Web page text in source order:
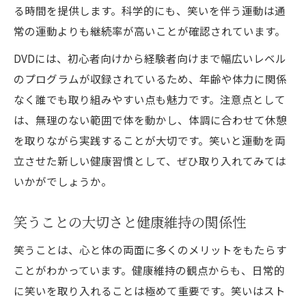
る時間を提供します。科学的にも、笑いを伴う運動は通
常の運動よりも継続率が高いことが確認されています。
DVDには、初心者向けから経験者向けまで幅広いレベル
のプログラムが収録されているため、年齢や体力に関係
なく誰でも取り組みやすい点も魅力です。注意点として
は、無理のない範囲で体を動かし、体調に合わせて休憩
を取りながら実践することが大切です。笑いと運動を両
立させた新しい健康習慣として、ぜひ取り入れてみては
いかがでしょうか。
笑うことの大切さと健康維持の関係性
笑うことは、心と体の両面に多くのメリットをもたらす
ことがわかっています。健康維持の観点からも、日常的
に笑いを取り入れることは極めて重要です。笑いはスト